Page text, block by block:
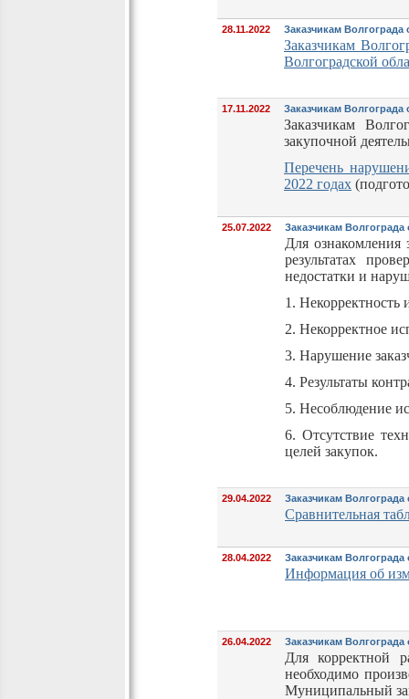
28.11.2022 Заказчикам
Заказчикам
Волгоградской
17.11.2022 Заказчикам
Заказчикам
закупочной
Перечень
2022 годах
25.07.2022 Заказчикам
Для ознакомления
результатах
недостатки и
1.
2. Некорректное
3. Нарушение
4. Результаты
5. Несоблюдение
6. Отсутствие
целей закупок.
29.04.2022 Заказчикам
Сравнительная
28.04.2022 Заказчикам Волгограда
Информация об
26.04.2022 Заказчикам
Для корректной
необходимо
Муниципальный